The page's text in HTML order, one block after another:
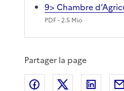
9> Chambre
PDF- 2.5 Mio
Partager la page
Partager sur Facebook
Partager sur X